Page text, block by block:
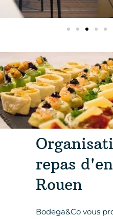
repas
Rouen
Bodega&Co vous